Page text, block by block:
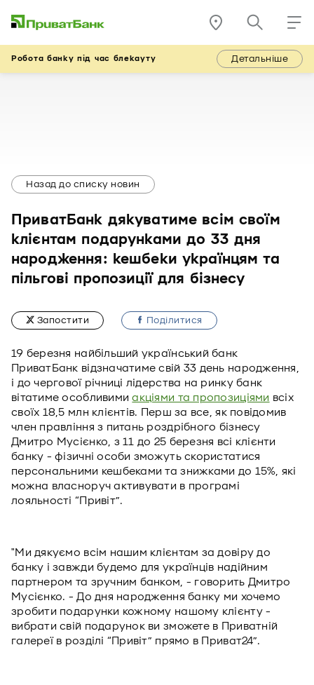
Робота банку під час блекауту Детальніше
Назад до списку новин
ПриватБанк дякуватиме всім своїм
клієнтам подарунками до 33 дня
народження: кешбеки українцям та
пільгові пропозиції для бізнесу
Запостити Подiлитися
19 березня найбільший український банк
ПриватБанк відзначатиме свій 33 день народження,
і до чергової річниці лідерства на ринку банк
вітатиме особливимиакціями та пропозиціями всіх
своїх 18,5 млн клієнтів. Перш за все, як повідомив
член правління з питань роздрібного бізнесу
Дмитро Мусієнко, з 11 до 25 березня всі клієнти
банку - фізичні особи зможуть скористатися
персональними кешбеками та знижками до 15%, які
можна власноруч активувати в програмі
лояльності “Привіт”.
"Ми дякуємо всім нашим клієнтам за довіру до
банку і завжди будемо для українців надійним
партнером та зручним банком, - говорить Дмитро
Мусієнко. - До дня народження банку ми хочемо
зробити подарунки кожному нашому клієнту -
вибрати свій подарунок ви зможете в Приватній
галереї в розділі “Привіт” прямо в Приват24”.